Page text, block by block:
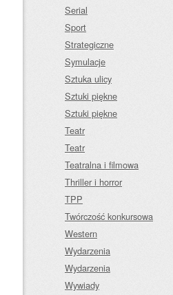
Serial
Sport
Strategiczne
Symulacje
Sztuka ulicy
Sztuki piękne
Sztuki piękne
Teatr
Teatr
Teatralna i filmowa
Thriller i horror
TPP
Twórczość konkursowa
Western
Wydarzenia
Wydarzenia
Wywiady